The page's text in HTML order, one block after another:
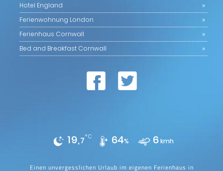
Hotel England
Ferienwohnung London
Ferienhaus Cornwall
Bed and Breakfast Cornwall
19,7°C 64% 6kmh
Einen unvergesslichen Urlaub im eigenen Ferienhaus in